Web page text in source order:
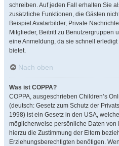
schreiben. Auf jeden Fall erhalten Sie
zusätzliche Funktionen, die Gästen
Beispiel Avatarbilder, Private
Mitglieder, Beitritt zu Benutzergruppen
eine Anmeldung, da sie schnell
bietet.
Nach oben
Was ist COPPA?
COPPA, ausgeschrieben Children’s
(deutsch: Gesetz zum Schutz der
1998) ist ein Gesetz in den USA,
möglicherweise persönliche Daten
hierzu die Zustimmung der Eltern
Erziehungsberechtigten benötigen.